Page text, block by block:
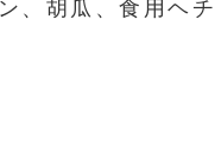
、胡瓜、食用ヘチ